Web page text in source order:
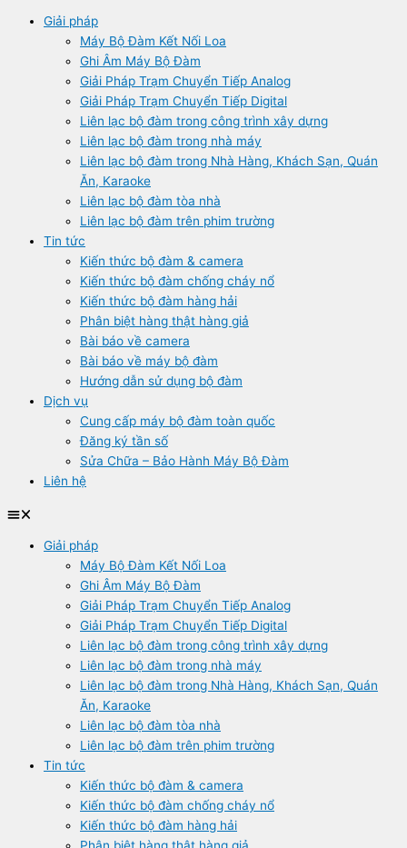
Giải pháp
Máy Bộ Đàm Kết Nối Loa
Ghi Âm Máy Bộ Đàm
Giải Pháp Trạm Chuyển Tiếp Analog
Giải Pháp Trạm Chuyển Tiếp Digital
Liên lạc bộ đàm trong công trình xây dựng
Liên lạc bộ đàm trong nhà máy
Liên lạc bộ đàm trong Nhà Hàng, Khách Sạn, Quán
Ăn, Karaoke
Liên lạc bộ đàm tòa nhà
Liên lạc bộ đàm trên phim trường
Tin tức
Kiến thức bộ đàm & camera
Kiến thức bộ đàm chống cháy nổ
Kiến thức bộ đàm hàng hải
Phân biệt hàng thật hàng giả
Bài báo về camera
Bài báo về máy bộ đàm
Hướng dẫn sử dụng bộ đàm
Dịch vụ
Cung cấp máy bộ đàm toàn quốc
Đăng ký tần số
Sửa Chữa – Bảo Hành Máy Bộ Đàm
Liên hệ
Giải pháp
Máy Bộ Đàm Kết Nối Loa
Ghi Âm Máy Bộ Đàm
Giải Pháp Trạm Chuyển Tiếp Analog
Giải Pháp Trạm Chuyển Tiếp Digital
Liên lạc bộ đàm trong công trình xây dựng
Liên lạc bộ đàm trong nhà máy
Liên lạc bộ đàm trong Nhà Hàng, Khách Sạn, Quán
Ăn, Karaoke
Liên lạc bộ đàm tòa nhà
Liên lạc bộ đàm trên phim trường
Tin tức
Kiến thức bộ đàm & camera
Kiến thức bộ đàm chống cháy nổ
Kiến thức bộ đàm hàng hải